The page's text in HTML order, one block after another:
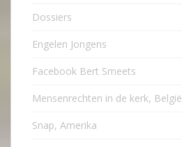
Dossiers
Engelen Jongens
Facebook Bert Smeets
Mensenrechten in de kerk, België
Snap, Amerika